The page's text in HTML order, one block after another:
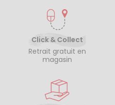
Click & Collect
Retrait gratuit en
magasin